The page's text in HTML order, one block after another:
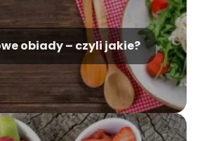
obiady – czyli jakie?